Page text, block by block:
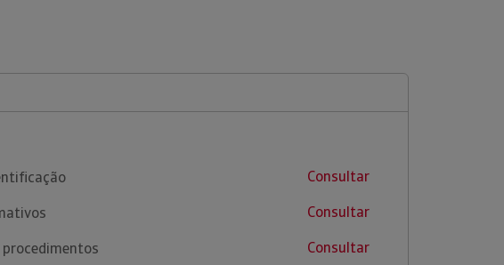
Consultar
Consultar
Consultar